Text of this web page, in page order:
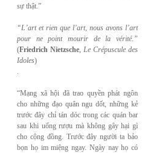
sự thật.”
“L’art et rien que l’art, nous avons l’art
pour ne point mourir de la vérité.”
(Friedrich Nietzsche, Le Crépuscule des
Idoles)
.
“Mạng xã hội đã trao quyền phát ngôn
cho những đạo quân ngu dốt, những kẻ
trước đây chỉ tán dóc trong các quán bar
sau khi uống rượu mà không gây hại gì
cho cộng đồng. Trước đây người ta bảo
bọn họ im miệng ngay. Ngày nay họ có